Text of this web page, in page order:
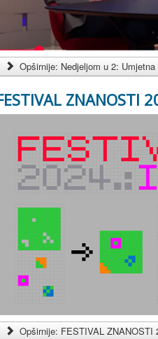
Opširnije: Nedjeljom u 2:
Opširnije: FESTIVAL ZNANOSTI